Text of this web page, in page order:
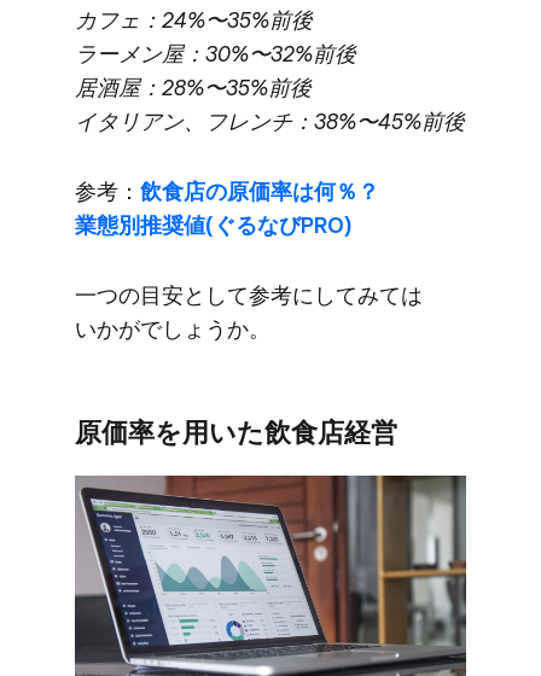
カフェ：24%〜35%前後
ラーメン屋：30%〜32%前後
居酒屋：28%〜35%前後
イタリアン、​フレンチ：38%〜45%前後
参考： 飲食店の​原価率は​何％？​
業態別推奨値(ぐる​なびPRO)
一つの​目安と​して​参考に​してみては​
いかがでしょうか。
原価率を​用いた​飲食店経営